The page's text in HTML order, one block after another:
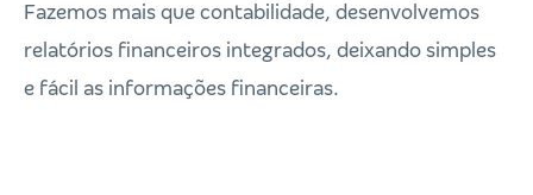
Fazemos mais que contabilidade, desenvolvemos
relatórios financeiros integrados, deixando simples
e fácil as informações financeiras.